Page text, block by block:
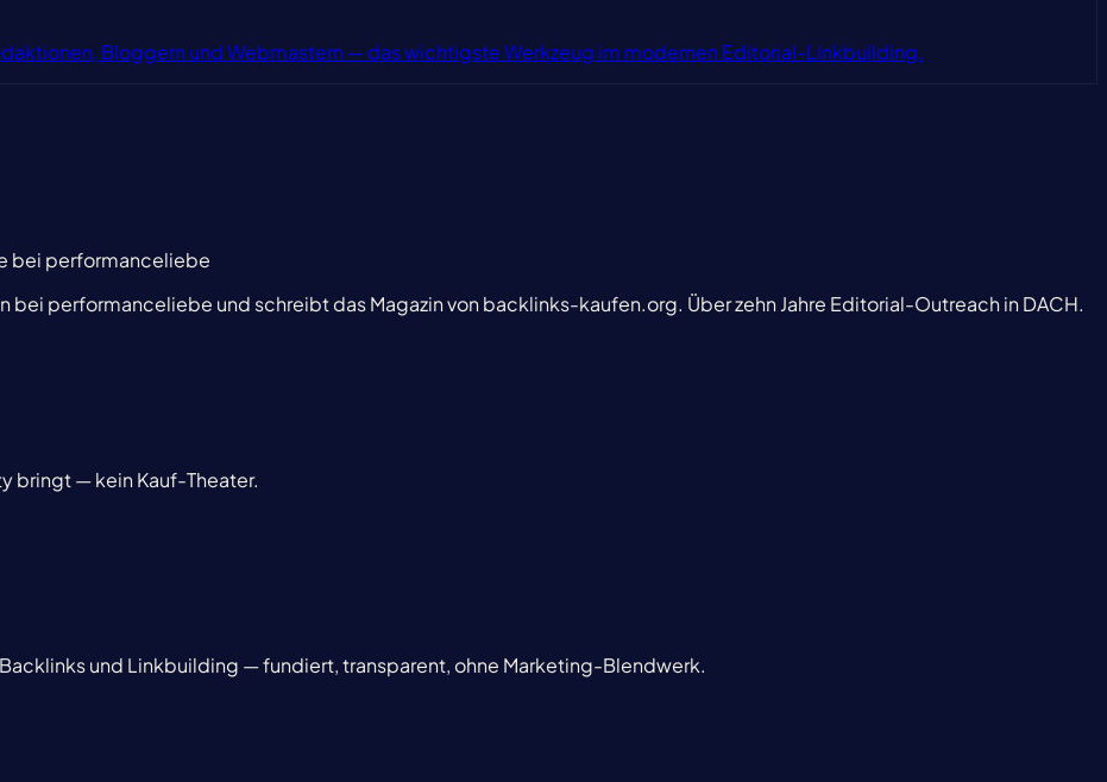
Bloggern und Webmastern — das wichtigste Werkzeug im modernen Editorial-Linkbuilding.
bei performanceliebe
performanceliebe und schreibt das Magazin von backlinks-kaufen.org. Über zehn Jahre Editorial-Outreach in DACH.
bringt — kein Kauf-Theater.
und Linkbuilding — fundiert, transparent, ohne Marketing-Blendwerk.